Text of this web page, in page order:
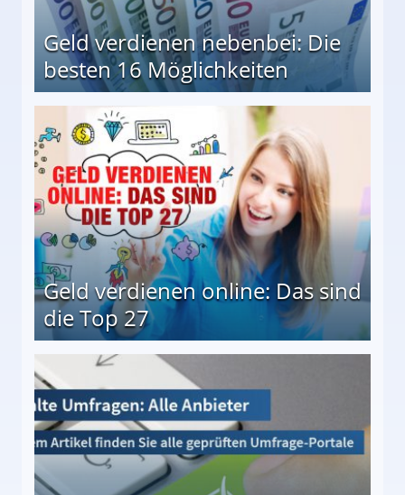
Geld verdienen nebenbei: Die
besten 16 Möglichkeiten
Geld verdienen online: Das sind
die Top 27